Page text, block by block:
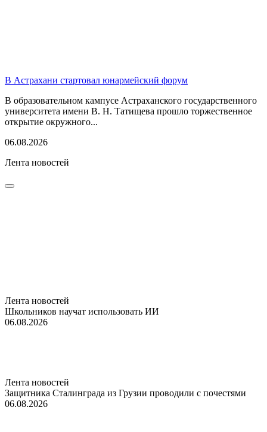
В Астрахани стартовал юнармейский форум
В образовательном кампусе Астраханского государственного
университета имени В. Н. Татищева прошло торжественное
открытие окружного...
06.08.2026
Лента новостей
Лента новостей
Школьников научат использовать ИИ
06.08.2026
Лента новостей
Защитника Сталинграда из Грузии проводили с почестями
06.08.2026